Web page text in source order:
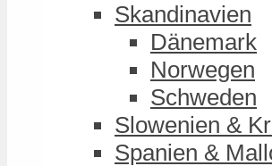
Skandinavien
Dänemark
Norwegen
Schweden
Slowenien &
Spanien &